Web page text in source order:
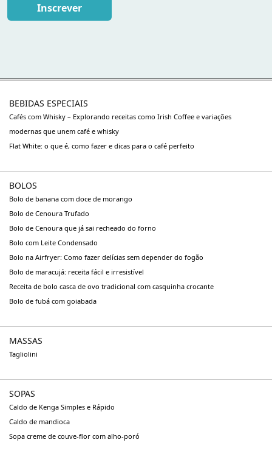
Inscrever
BEBIDAS ESPECIAIS
Cafés com Whisky – Explorando receitas como Irish Coffee e variações
modernas que unem café e whisky
Flat White: o que é, como fazer e dicas para o café perfeito
BOLOS
Bolo de banana com doce de morango
Bolo de Cenoura Trufado
Bolo de Cenoura que já sai recheado do forno
Bolo com Leite Condensado
Bolo na Airfryer: Como fazer delícias sem depender do fogão
Bolo de maracujá: receita fácil e irresistível
Receita de bolo casca de ovo tradicional com casquinha crocante
Bolo de fubá com goiabada
MASSAS
Tagliolini
SOPAS
Caldo de Kenga Simples e Rápido
Caldo de mandioca
Sopa creme de couve-flor com alho-poró